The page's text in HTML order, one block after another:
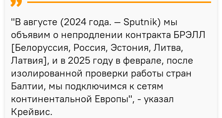
"В августе (2024 года. — Sputnik) мы
объявим о непродлении контракта БРЭЛЛ
[Белоруссия, Россия, Эстония, Литва,
Латвия], и в 2025 году в феврале, после
изолированной проверки работы стран
Балтии, мы подключимся к сетям
континентальной Европы", - указал
Крейвис.